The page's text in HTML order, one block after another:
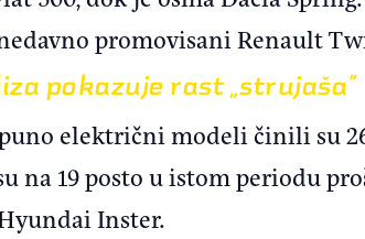
promovisani Renault
pokazuje rast „strujaša“
električni modeli činili su
na 19 posto u istom periodu
Inster.